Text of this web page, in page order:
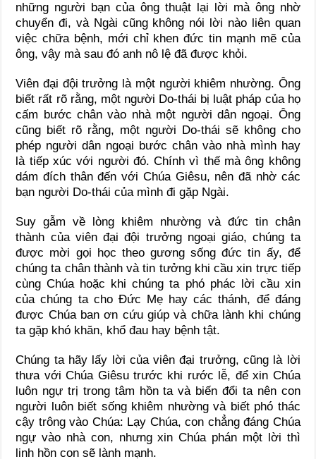
những người bạn của ông thuật lại lời mà ông nhờ
chuyển đi, và Ngài cũng không nói lời nào liên quan
việc chữa bệnh, mới chỉ khen đức tin mạnh mẽ của
ông, vậy mà sau đó anh nô lệ đã được khỏi.
Viên đại đội trưởng là một người khiêm nhường. Ông
biết rất rõ rằng, một người Do-thái bị luật pháp của họ
cấm bước chân vào nhà một người dân ngoại. Ông
cũng biết rõ rằng, một người Do-thái sẽ không cho
phép người dân ngoại bước chân vào nhà mình hay
là tiếp xúc với người đó. Chính vì thế mà ông không
dám đích thân đến với Chúa Giêsu, nên đã nhờ các
bạn người Do-thái của mình đi gặp Ngài.
Suy gẫm về lòng khiêm nhường và đức tin chân
thành của viên đại đội trưởng ngoại giáo, chúng ta
được mời gọi học theo gương sống đức tin ấy, để
chúng ta chân thành và tin tưởng khi cầu xin trực tiếp
cùng Chúa hoặc khi chúng ta phó phác lời cầu xin
của chúng ta cho Đức Mẹ hay các thánh, để đáng
được Chúa ban ơn cứu giúp và chữa lành khi chúng
ta gặp khó khăn, khổ đau hay bệnh tật.
Chúng ta hãy lấy lời của viên đại trưởng, cũng là lời
thưa với Chúa Giêsu trước khi rước lễ, để xin Chúa
luôn ngự trị trong tâm hồn ta và biến đổi ta nên con
người luôn biết sống khiêm nhường và biết phó thác
cậy trông vào Chúa: Lạy Chúa, con chẳng đáng Chúa
ngự vào nhà con, nhưng xin Chúa phán một lời thì
linh hồn con sẽ lành mạnh.